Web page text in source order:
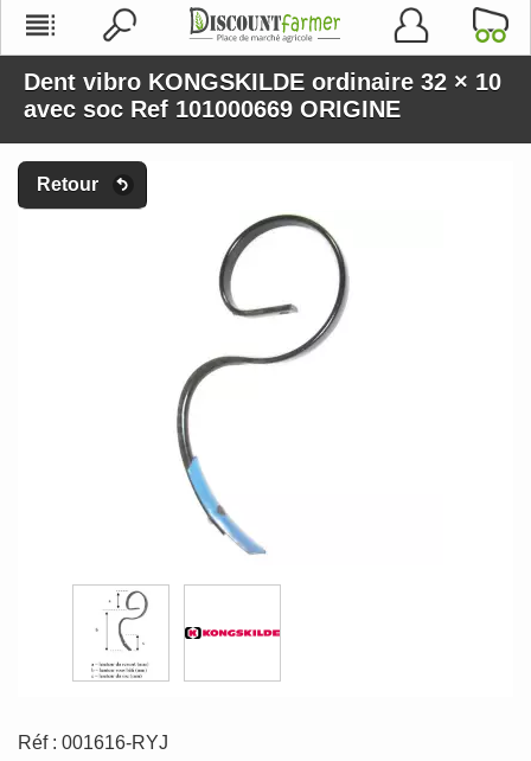
Dent vibro KONGSKILDE ordinaire 32 × 10
avec soc Ref 101000669 ORIGINE
Retour
Réf : 001616-RYJ